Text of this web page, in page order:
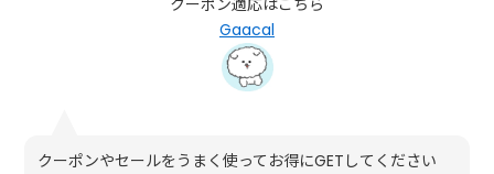
Gaacal
クーポンやセールをうまく使ってお得にGETしてください